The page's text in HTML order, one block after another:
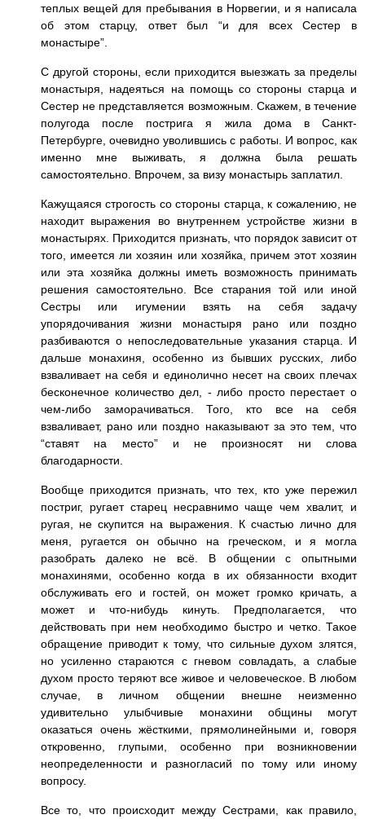
теплых вещей для пребывания в Норвегии, и я написала
об этом старцу, ответ был “и для всех Сестер в
монастыре”.
С другой стороны, если приходится выезжать за пределы
монастыря, надеяться на помощь со стороны старца и
Сестер не представляется возможным. Скажем, в течение
полугода после пострига я жила дома в Санкт-
Петербурге, очевидно уволившись с работы. И вопрос, как
именно мне выживать, я должна была решать
самостоятельно. Впрочем, за визу монастырь заплатил.
Кажущаяся строгость со стороны старца, к сожалению, не
находит выражения во внутреннем устройстве жизни в
монастырях. Приходится признать, что порядок зависит от
того, имеется ли хозяин или хозяйка, причем этот хозяин
или эта хозяйка должны иметь возможность принимать
решения самостоятельно. Все старания той или иной
Сестры или игумении взять на себя задачу
упорядочивания жизни монастыря рано или поздно
разбиваются о непоследовательные указания старца. И
дальше монахиня, особенно из бывших русских, либо
взваливает на себя и единолично несет на своих плечах
бесконечное количество дел, - либо просто перестает о
чем-либо заморачиваться. Того, кто все на себя
взваливает, рано или поздно наказывают за это тем, что
“ставят на место” и не произносят ни слова
благодарности.
Вообще приходится признать, что тех, кто уже пережил
постриг, ругает старец несравнимо чаще чем хвалит, и
ругая, не скупится на выражения. К счастью лично для
меня, ругается он обычно на греческом, и я могла
разобрать далеко не всё. В общении с опытными
монахинями, особенно когда в их обязанности входит
обслуживать его и гостей, он может громко кричать, а
может и что-нибудь кинуть. Предполагается, что
действовать при нем необходимо быстро и четко. Такое
обращение приводит к тому, что сильные духом злятся,
но усиленно стараются с гневом совладать, а слабые
духом просто теряют все живое и человеческое. В любом
случае, в личном общении внешне неизменно
удивительно улыбчивые монахини общины могут
оказаться очень жёсткими, прямолинейными и, говоря
откровенно, глупыми, особенно при возникновении
неопределенности и разногласий по тому или иному
вопросу.
Все то, что происходит между Сестрами, как правило,